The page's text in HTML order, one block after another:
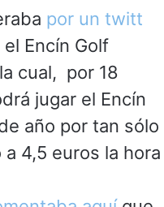
por un twitt
Encín Golf
cual, por 18
jugar el Encín
año por tan sólo
4,5 euros la hora